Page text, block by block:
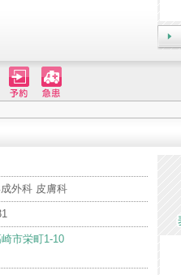
予約 急患
外科 皮膚科
市栄町1-10